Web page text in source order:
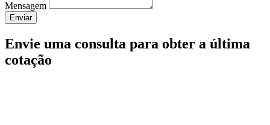
Mensagem
Enviar
Envie uma consulta para obter a última
cotação